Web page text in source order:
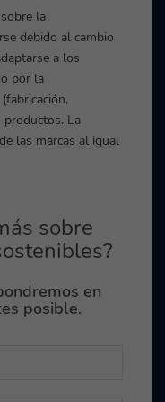
la
debido al cambio
a los
por la
productos. La
las marcas al igual
sobre
en
posible.